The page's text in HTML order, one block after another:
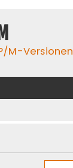
M-Versionen